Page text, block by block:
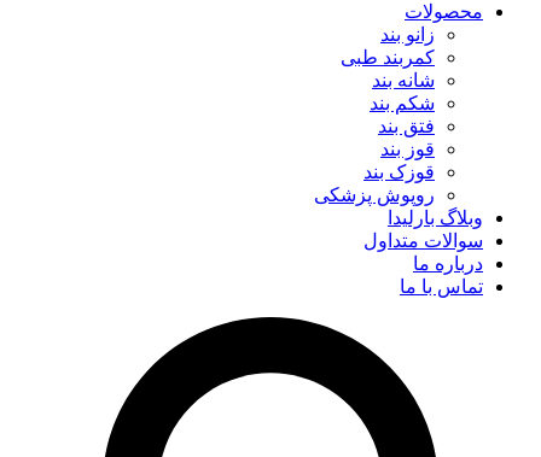
محصولات
زانو بند
کمربند طبی
شانه بند
شکم بند
فتق بند
قوز بند
قوزک بند
روپوش پزشکی
وبلاگ بارلیدا
سوالات متداول
درباره ما
تماس با ما